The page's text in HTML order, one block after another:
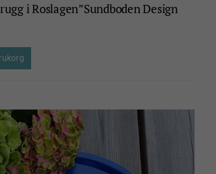
i Roslagen”Sundboden Design